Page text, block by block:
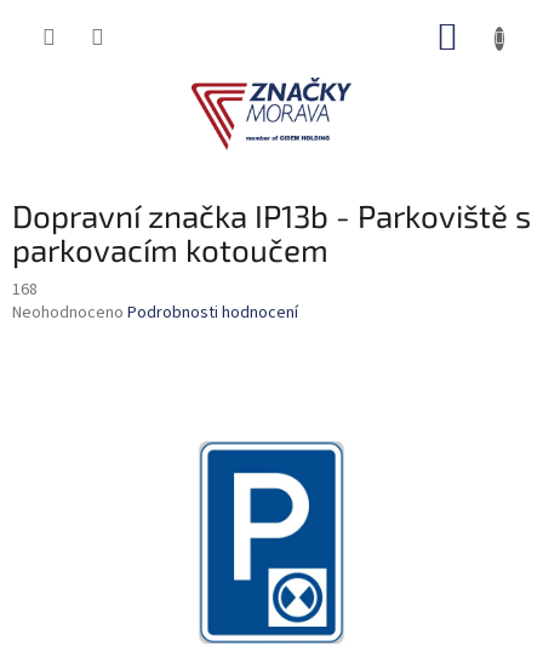
Dopravní značka IP13b - Parkoviště s
parkovacím kotoučem
168
Průměrné
Neohodnoceno Podrobnosti hodnocení